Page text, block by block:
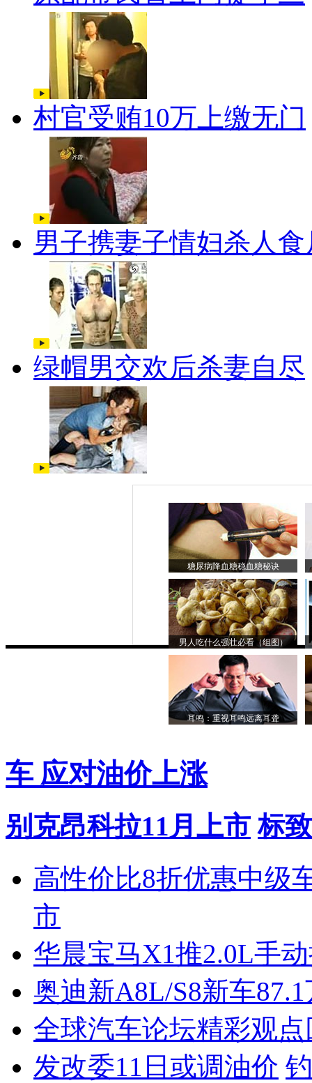
村官受贿10万上缴无门
男子携妻子情妇杀人食
绿帽男交欢后杀妻自尽
糖尿病降血糖稳血糖秘诀
男人吃什么强壮必看（组图）
耳鸣：重视耳鸣远离耳聋
车 应对油价上涨
别克昂科拉11月上市 标
高性价比8折优惠中级
市
华晨宝马X1推2.0L手
奥迪新A8L/S8新车
全球汽车论坛精彩观点
发改委11日或调油价